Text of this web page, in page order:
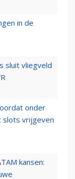
in de
sluit vliegveld
onder
slots vrijgeven
kansen: